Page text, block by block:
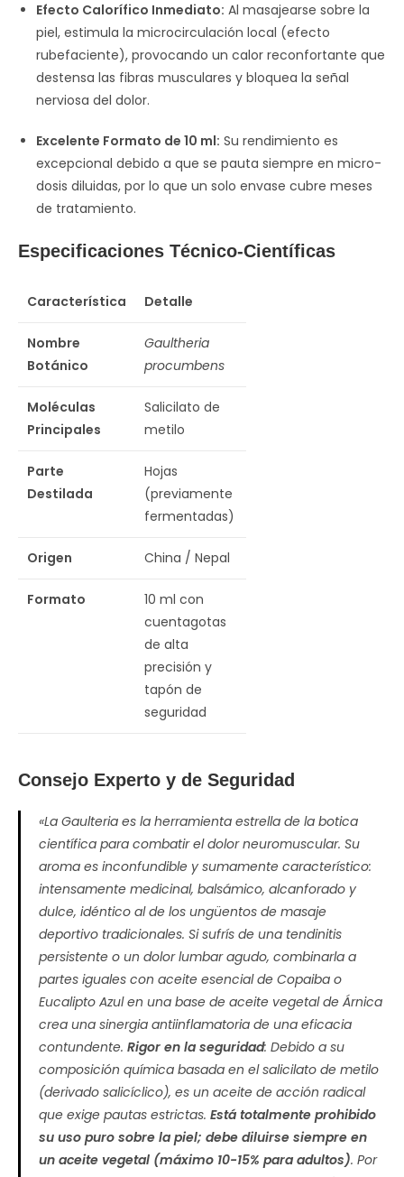
Efecto Calorífico Inmediato: Al masajearse sobre la
piel, estimula la microcirculación local (efecto
rubefaciente), provocando un calor reconfortante que
destensa las fibras musculares y bloquea la señal
nerviosa del dolor.
Excelente Formato de 10 ml: Su rendimiento es
excepcional debido a que se pauta siempre en micro-
dosis diluidas, por lo que un solo envase cubre meses
de tratamiento.
Especificaciones Técnico-Científicas
Característica Detalle
Nombre
Botánico
Gaultheria
procumbens
Moléculas
Principales
Salicilato de
metilo
Parte
Destilada
Hojas
(previamente
fermentadas)
Origen China / Nepal
Formato
10 ml con
cuentagotas
de alta
precisión y
tapón de
seguridad
Consejo Experto y de Seguridad
«La Gaulteria es la herramienta estrella de la botica
científica para combatir el dolor neuromuscular. Su
aroma es inconfundible y sumamente característico:
intensamente medicinal, balsámico, alcanforado y
dulce, idéntico al de los ungüentos de masaje
deportivo tradicionales. Si sufrís de una tendinitis
persistente o un dolor lumbar agudo, combinarla a
partes iguales con aceite esencial de Copaiba o
Eucalipto Azulen una base de aceite vegetal de Árnica
crea una sinergia antiinflamatoria de una eficacia
contundente. Rigor en la seguridad: Debido a su
composición química basada en el salicilato de metilo
(derivado salicíclico), es un aceite de acción radical
que exige pautas estrictas. Está totalmente prohibido
su uso puro sobre la piel; debe diluirse siempre en
un aceite vegetal (máximo 10-15% para adultos). Por